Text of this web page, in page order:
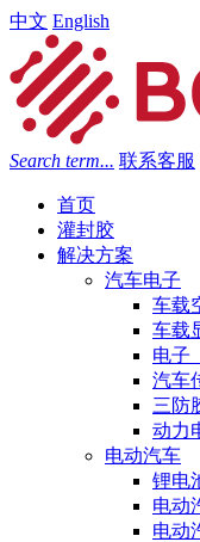
中文 English
Search term... 联系客服
首页
灌封胶
解决方案
汽车电子
车载
车载
电子
汽车
三防
动力
电动汽车
锂电
电动
电动